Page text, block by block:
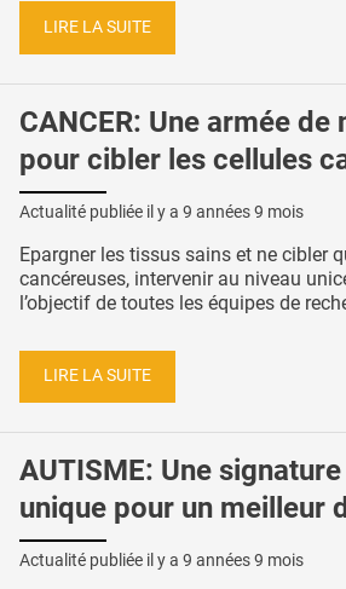
LIRE LA SUITE
CANCER: Une armée
pour cibler les cellules
Actualité publiée il y a 9 années 9 mois
Epargner les tissus sains et ne cibler
cancéreuses, intervenir au niveau
l’objectif de toutes les équipes de
LIRE LA SUITE
AUTISME: Une
unique pour un meilleur
Actualité publiée il y a 9 années 9 mois